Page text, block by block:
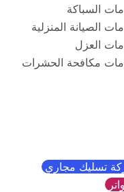
السباكة
الصيانة المنزلية
العزل
مكافحة الحشرات
تسليك مجاري